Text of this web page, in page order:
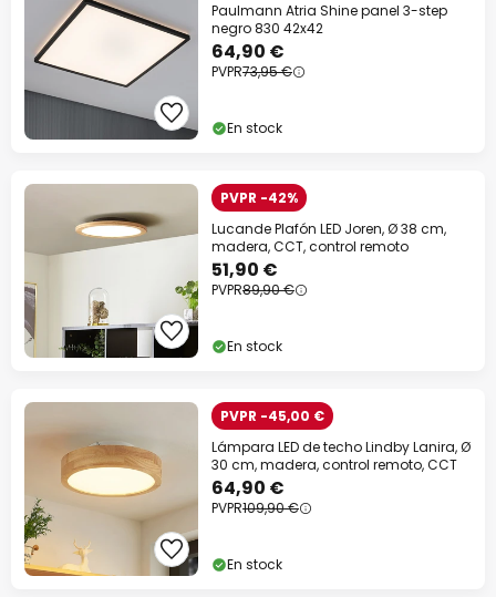
Paulmann Atria Shine panel 3-step
negro 830 42x42
64,90 €
PVPR73,95 €
En stock
PVPR -42%
Lucande Plafón LED Joren, Ø 38 cm,
madera, CCT, control remoto
51,90 €
PVPR89,90 €
En stock
PVPR -45,00 €
Lámpara LED de techo Lindby Lanira, Ø
30 cm, madera, control remoto, CCT
64,90 €
PVPR109,90 €
En stock